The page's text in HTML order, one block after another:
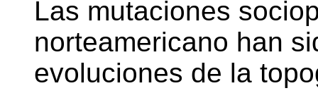
Las mutaciones
norteamericano han
evoluciones de la